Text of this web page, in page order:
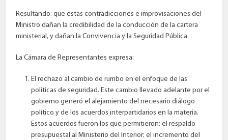
Resultando: que estas contradicciones e improvisaciones del
Ministro dañan la credibilidad de la conducción de la cartera
ministerial, y dañan la Convivencia y la Seguridad Pública.
La Cámara de Representantes expresa:
El rechazo al cambio de rumbo en el enfoque de las
políticas de seguridad. Este cambio llevado adelante por el
gobierno generó el alejamiento del necesario diálogo
político y de los acuerdos interpartidarios en la materia.
Estos acuerdos fueron los que permitieron: el respaldo
presupuestal al Ministerio del Interior; el incremento del